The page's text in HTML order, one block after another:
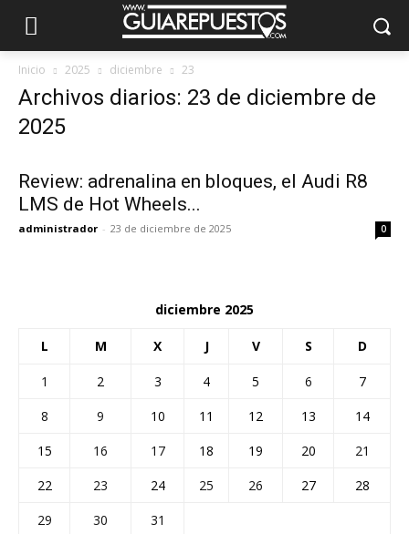
Inicio 2025 diciembre 23
Archivos diarios: 23 de diciembre de
2025
Review: adrenalina en bloques, el Audi R8
LMS de Hot Wheels...
administrador - 23 de diciembre de 2025 0
diciembre 2025
L M X J V S D
1 2 3 4 5 6
7
8
9 10 11 12 13
14
15
16 17 18 19 20
21
22
23 24 25 26 27
28
29
30
31